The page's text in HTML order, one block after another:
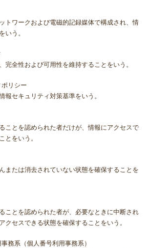
トワークおよび電磁的記録媒体で構成され、情
いう。
完全性および可用性を維持することをいう。
リシー
報セキュリティ対策基準をいう。
ことを認められた者だけが、情報にアクセスで
とをいう。
または消去されていない状態を確保することを
ことを認められた者が、必要なときに中断され
クセスできる状態を確保することをいう。
務系（個人番号利用事務系）